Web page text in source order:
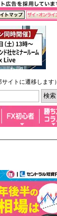
イトに遷移します）